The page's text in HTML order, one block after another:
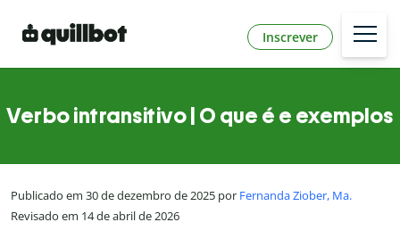
Inscrever
Verbo intransitivo | O que é e exemplos
Publicado em 30 de dezembro de 2025 por Fernanda Ziober, Ma.
Revisado em 14 de abril de 2026